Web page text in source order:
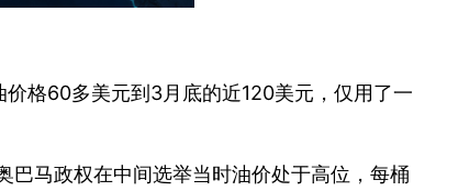
格60多美元到3月底的近120美元，仅用了一
马政权在中间选举当时油价处于高位，每桶